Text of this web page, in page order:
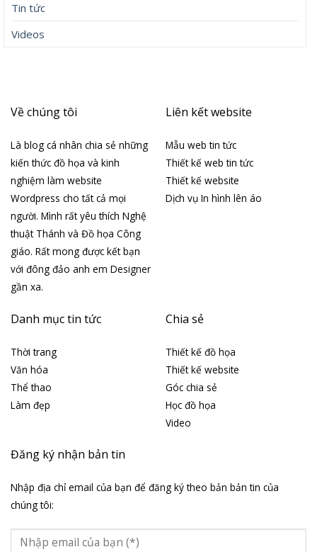
Tin tức
Videos
Về chúng tôi
Là blog cá nhân chia sẻ những
kiến thức đồ họa và kinh
nghiệm làm website
Wordpress cho tất cả mọi
người. Mình rất yêu thích Nghệ
thuật Thánh và Đồ họa Công
giáo. Rất mong được kết bạn
với đông đảo anh em Designer
gần xa.
Liên kết website
Mẫu web tin tức
Thiết kế web tin tức
Thiết kế website
Dịch vụ In hình lên áo
Danh mục tin tức
Thời trang
Văn hóa
Thể thao
Làm đẹp
Chia sẻ
Thiết kế đồ họa
Thiết kế website
Góc chia sẻ
Học đồ họa
Video
Đăng ký nhận bản tin
Nhập địa chỉ email của bạn để đăng ký theo bản bản tin của
chúng tôi: